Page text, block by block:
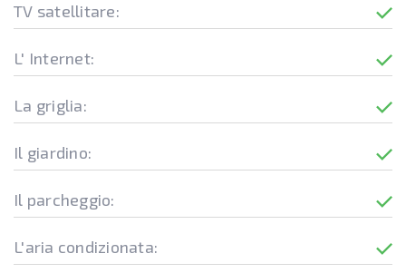
TV satellitare:
L' Internet:
La griglia:
Il giardino:
Il parcheggio:
L'aria condizionata: